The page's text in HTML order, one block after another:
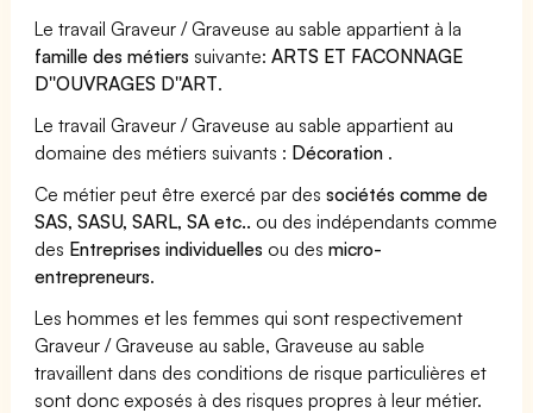
Le travail Graveur / Graveuse au sable appartient à la
famille des métiers suivante:ARTS ET FACONNAGE
D''OUVRAGES D''ART.
Le travail Graveur / Graveuse au sable appartient au
domaine des métiers suivants : Décoration .
Ce métier peut être exercé par dessociétés comme de
SAS, SASU, SARL, SA etc.. ou des indépendants comme
des Entreprises individuelles ou desmicro-
entrepreneurs.
Les hommes et les femmes qui sont respectivement
Graveur / Graveuse au sable, Graveuse au sable
travaillent dans des conditions de risque particulières et
sont donc exposés à des risques propres à leur métier.